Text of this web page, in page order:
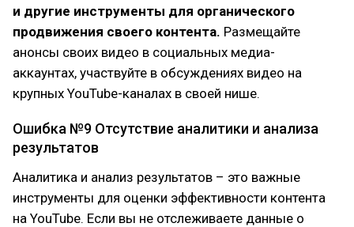
и другие инструменты для органического
продвижения своего контента. Размещайте
анонсы своих видео в социальных медиа-
аккаунтах, участвуйте в обсуждениях видео на
крупных YouTube-каналах в своей нише.
Ошибка №9 Отсутствие аналитики и анализа
результатов
Аналитика и анализ результатов – это важные
инструменты для оценки эффективности контента
на YouTube. Если вы не отслеживаете данные о